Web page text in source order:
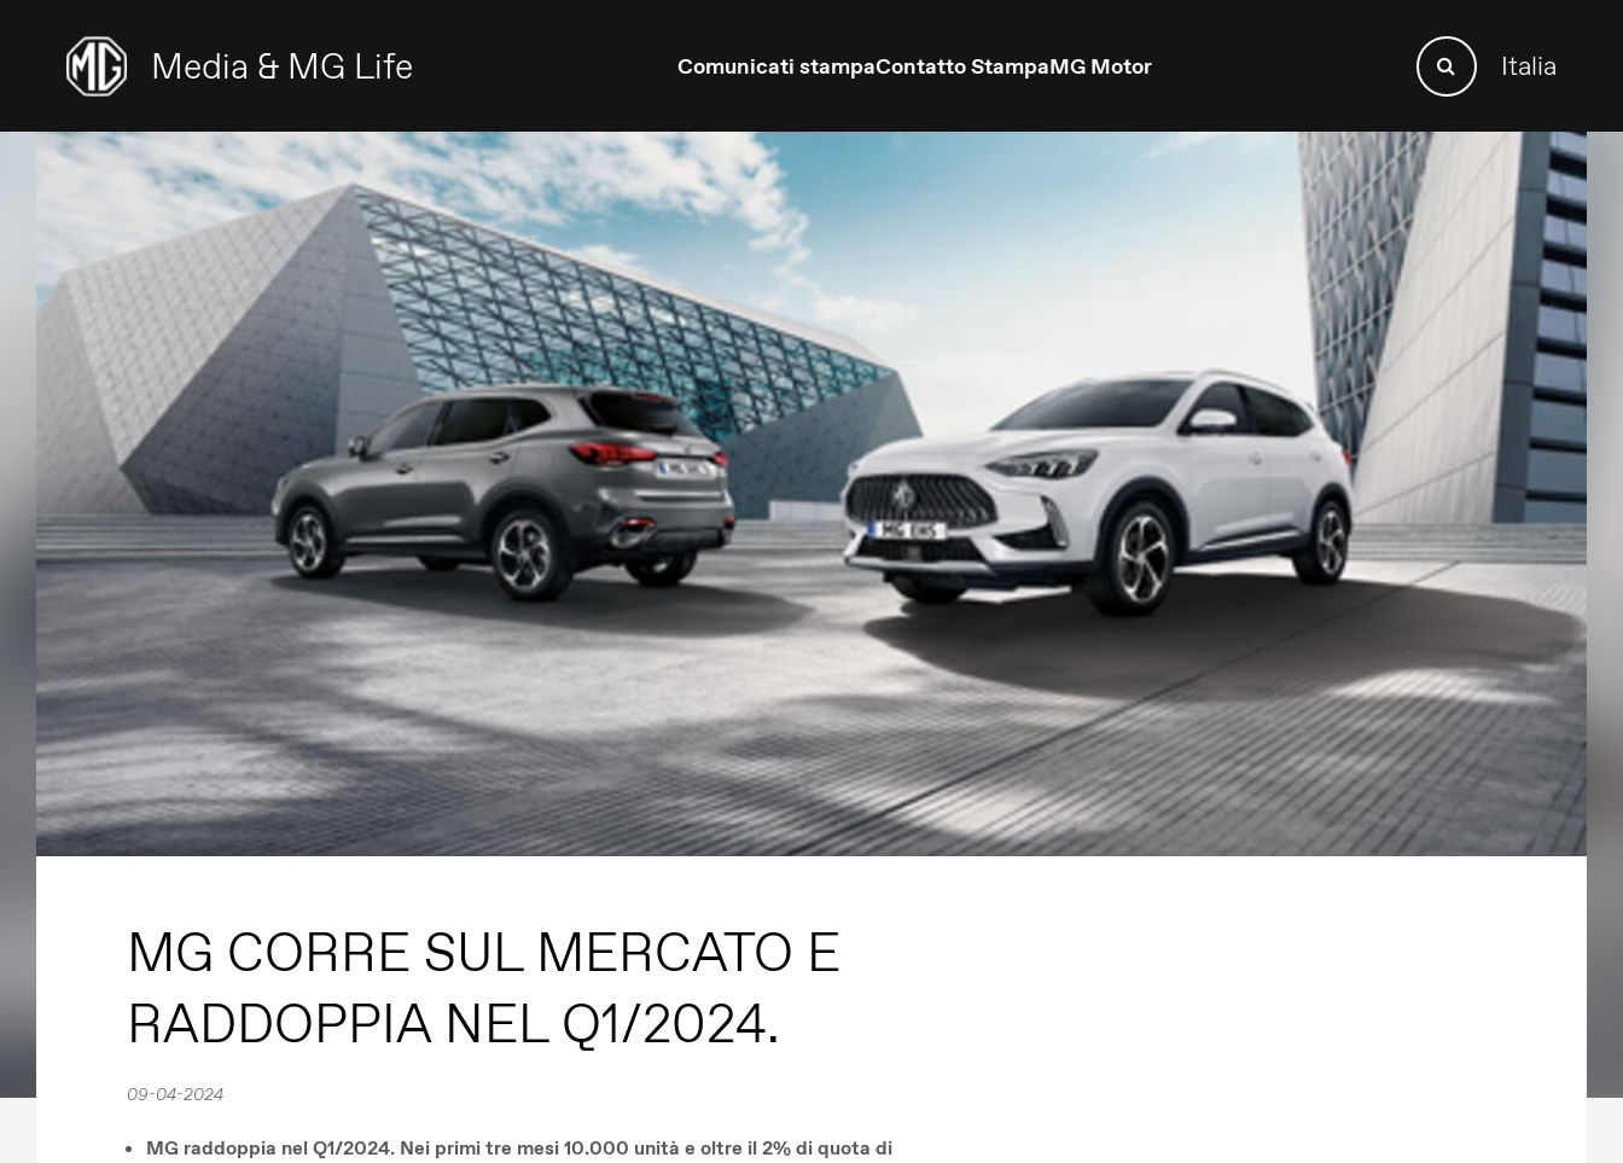
Media & MG Life Comunicati stampaContatto StampaMG Motor
Search
for:Search Italia
MG CORRE SUL MERCATO E
RADDOPPIA NEL Q1/2024.
09-04-2024
MG raddoppia nel Q1/2024. Nei primi tre mesi 10.000 unità e oltre il 2% di quota di